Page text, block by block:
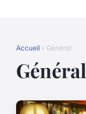
Accueil › Général
Général